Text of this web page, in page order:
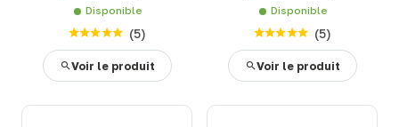
Disponible
(5)
Voir le produit
Disponible
(5)
Voir le produit